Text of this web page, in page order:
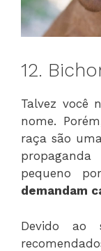
12.
Talvez você
nome.
raça são
pequeno
demandam
Devido ao